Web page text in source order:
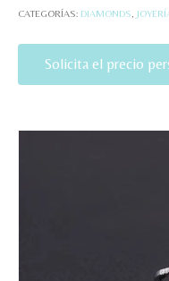
CATEGORÍAS: DIAMONDS
Solicita el precio